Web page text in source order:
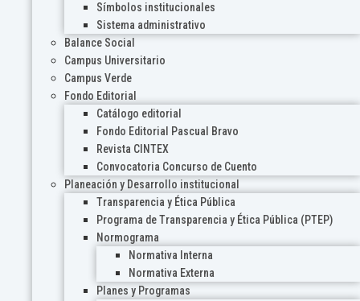
Símbolos institucionales
Sistema administrativo
Balance Social
Campus Universitario
Campus Verde
Fondo Editorial
Catálogo editorial
Fondo Editorial Pascual Bravo
Revista CINTEX
Convocatoria Concurso de Cuento
Planeación y Desarrollo institucional
Transparencia y Ética Pública
Programa de Transparencia y Ética Pública (PTEP)
Normograma
Normativa Interna
Normativa Externa
Planes y Programas